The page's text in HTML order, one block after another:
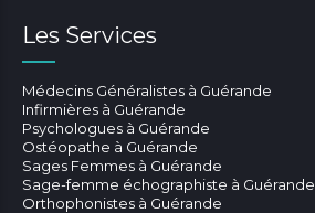
Les Services
Médecins Généralistes à Guérande
Infirmières à Guérande
Psychologues à Guérande
Ostéopathe à Guérande
Sages Femmes à Guérande
Sage-femme échographiste à Guérande
Orthophonistes à Guérande